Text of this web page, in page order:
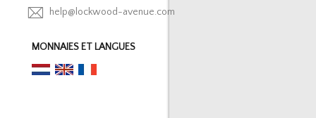
help@lockwood-avenue.com
MONNAIES ET LANGUES